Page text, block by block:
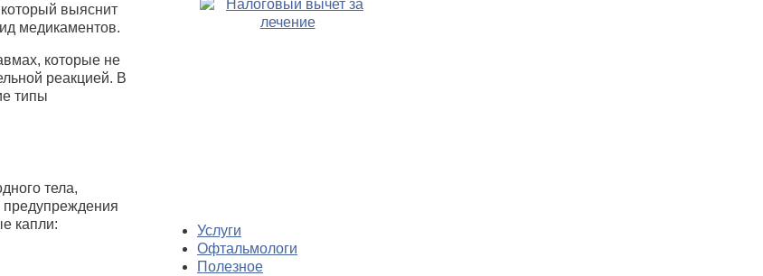
который выяснит
медикаментов.
которые не
реакцией. В
типы
тела,
предупреждения
капли:
Услуги
Офтальмологи
Полезное